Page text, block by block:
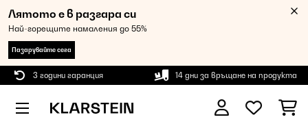
Лятото е в разгара си
Най-горещите намаления до 55%
Пазарувайте сега
3 години гаранция 14 дни за връщане на продукта